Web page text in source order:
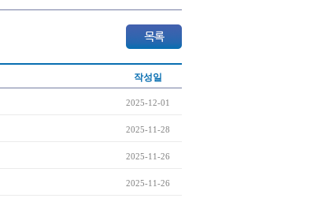
작성일
2025-12-01
2025-11-28
2025-11-26
2025-11-26